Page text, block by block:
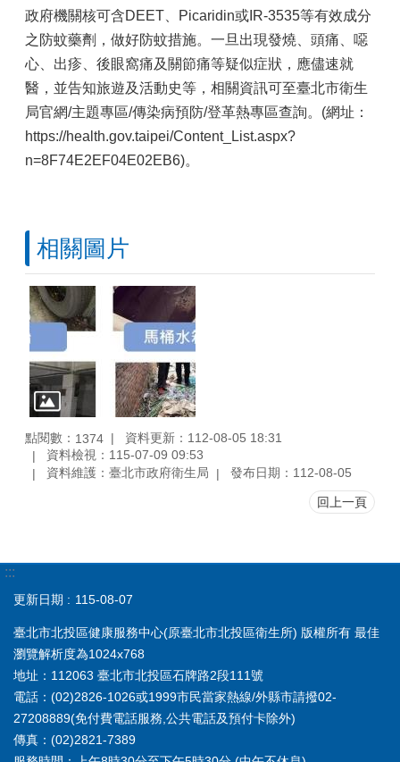
政府機關核可含DEET、Picaridin或IR-3535等有效成分
之防蚊藥劑，做好防蚊措施。一旦出現發燒、頭痛、噁
心、出疹、後眼窩痛及關節痛等疑似症狀，應儘速就
醫，並告知旅遊及活動史等，相關資訊可至臺北市衛生
局官網/主題專區/傳染病預防/登革熱專區查詢。(網址：
https://health.gov.taipei/Content_List.aspx?
n=8F74E2EF04E02EB6)。
相關圖片
點閱數： 1374
資料更新：112-08-05 18:31
資料檢視：115-07-09 09:53
資料維護：臺北市政府衛生局
發布日期：112-08-05
回上一頁
:::
更新日期 115-08-07
臺北市北投區健康服務中心(原臺北市北投區衛生所) 版權所有 最佳
瀏覽解析度為1024x768
地址：112063 臺北市北投區石牌路2段111號
電話：(02)2826-1026或1999市民當家熱線/外縣市請撥02-
27208889(免付費電話服務,公共電話及預付卡除外)
傳真：(02)2821-7389